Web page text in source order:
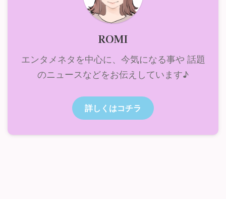
ROMI
エンタメネタを中心に、今気になる事や 話題
のニュースなどをお伝えしています♪
詳しくはコチラ